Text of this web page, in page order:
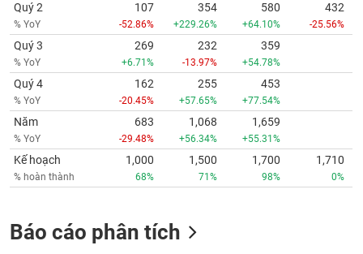
Quý 2
% YoY
107
-52.86%
354
+229.26%
580
+64.10%
432
-25.56%
Quý 3
% YoY
269
+6.71%
232
-13.97%
359
+54.78%
Quý 4
% YoY
162
-20.45%
255
+57.65%
453
+77.54%
Năm
% YoY
683
-29.48%
1,068
+56.34%
1,659
+55.31%
Kế hoạch
% hoàn thành
1,000
68%
1,500
71%
1,700
98%
1,710
0%
Báo cáo phân tích